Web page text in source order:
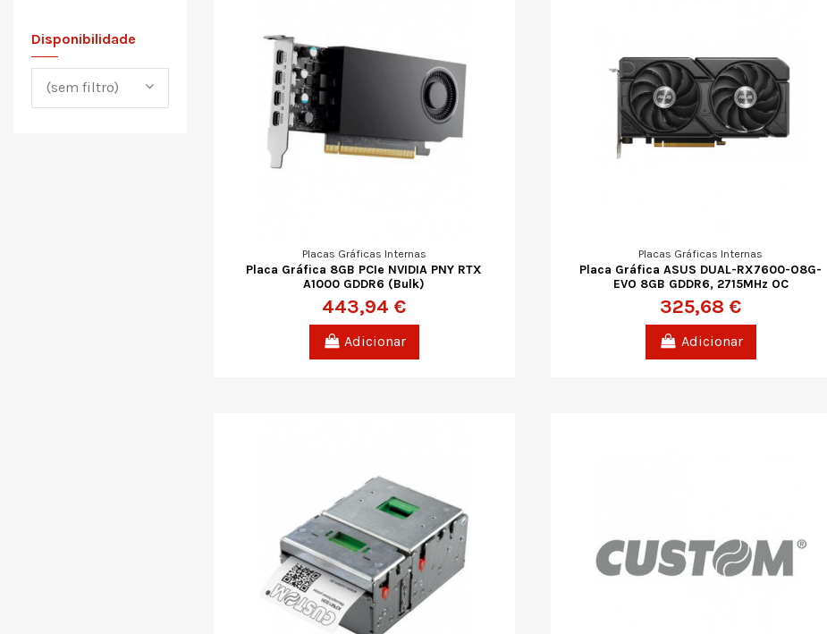
Placas Gráficas Internas
Placa Gráfica 8GB PCIe NVIDIA PNY RTX
A1000 GDDR6 (Bulk)
443,94 €
Adicionar
Placas Gráficas Internas
Placa Gráfica ASUS DUAL-RX7600-O8G-
EVO 8GB GDDR6, 2715MHz OC
325,68 €
Adicionar
Disponibilidade
(sem filtro)